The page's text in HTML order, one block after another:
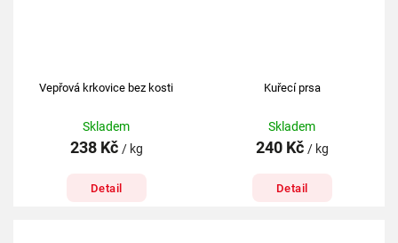
Vepřová krkovice bez kosti
Skladem
238 Kč / kg
Detail
Kuřecí prsa
Skladem
240 Kč / kg
Detail